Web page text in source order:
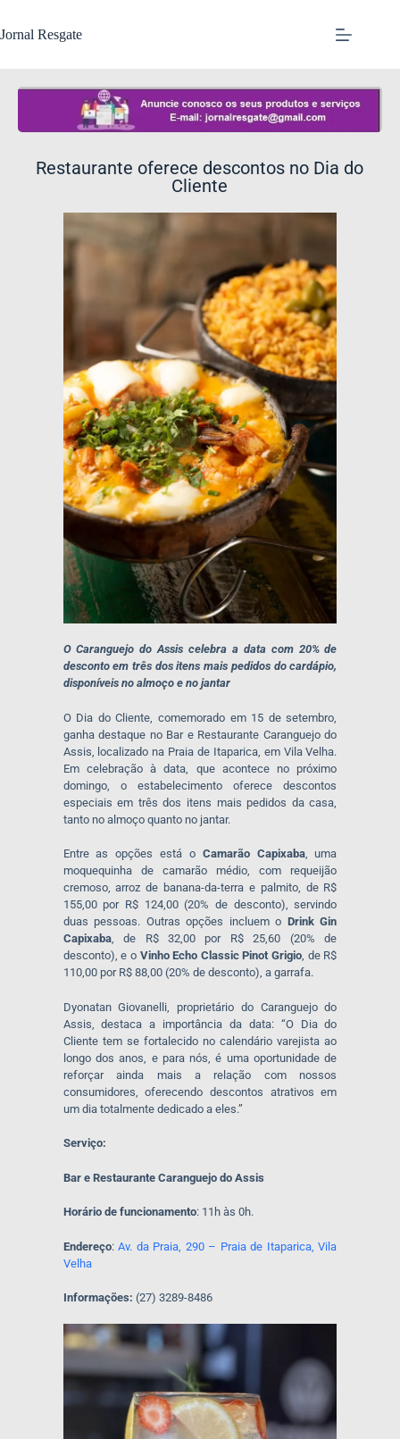
Jornal Resgate
Restaurante oferece descontos no Dia do
Cliente
O Caranguejo do Assis celebra a data com 20% de
desconto em três dos itens mais pedidos do cardápio,
disponíveis no almoço e no jantar
O Dia do Cliente, comemorado em 15 de setembro,
ganha destaque no Bar e Restaurante Caranguejo do
Assis, localizado na Praia de Itaparica, em Vila Velha.
Em celebração à data, que acontece no próximo
domingo, o estabelecimento oferece descontos
especiais em três dos itens mais pedidos da casa,
tanto no almoço quanto no jantar.
Entre as opções está o Camarão Capixaba, uma
moquequinha de camarão médio, com requeijão
cremoso, arroz de banana-da-terra e palmito, de R$
155,00 por R$ 124,00 (20% de desconto), servindo
duas pessoas. Outras opções incluem o Drink Gin
Capixaba, de R$ 32,00 por R$ 25,60 (20% de
desconto), e o Vinho Echo Classic Pinot Grigio, de R$
110,00 por R$ 88,00 (20% de desconto), a garrafa.
Dyonatan Giovanelli, proprietário do Caranguejo do
Assis, destaca a importância da data: “O Dia do
Cliente tem se fortalecido no calendário varejista ao
longo dos anos, e para nós, é uma oportunidade de
reforçar ainda mais a relação com nossos
consumidores, oferecendo descontos atrativos em
um dia totalmente dedicado a eles.”
Serviço:
Bar e Restaurante Caranguejo do Assis
Horário de funcionamento: 11h às 0h.
Endereço:Av. da Praia, 290 – Praia de Itaparica, Vila
Velha
Informações: (27) 3289-8486